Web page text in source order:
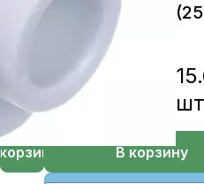
шт
В корзину
корзине